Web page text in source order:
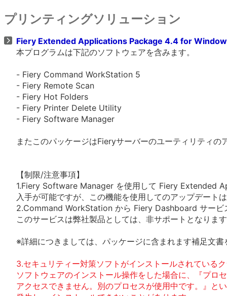
プリンティングソリューション
Fiery Extended Applications Package 4.4 for
本プログラムは下記のソフトウェアを含みます。
- Fiery Command WorkStation 5
- Fiery Remote Scan
- Fiery Hot Folders
- Fiery Printer Delete Utility
- Fiery Software Manager
またこのパッケージはFieryサーバーのユーティリティの
【制限/注意事項】
1.Fiery Software Manager を使用して Fiery Extended
入手が可能ですが、この機能を使用してのアップデート
2.Command WorkStation から Fiery Dashboard サービ
このサービスは弊社製品としては、非サポートとなりま
※詳細につきましては、パッケージに含まれます補足文
3.セキュリティー対策ソフトがインストールされている
ソフトウェアのインストール操作をした場合に、『プロ
アクセスできません。別のプロセスが使用中です。』と